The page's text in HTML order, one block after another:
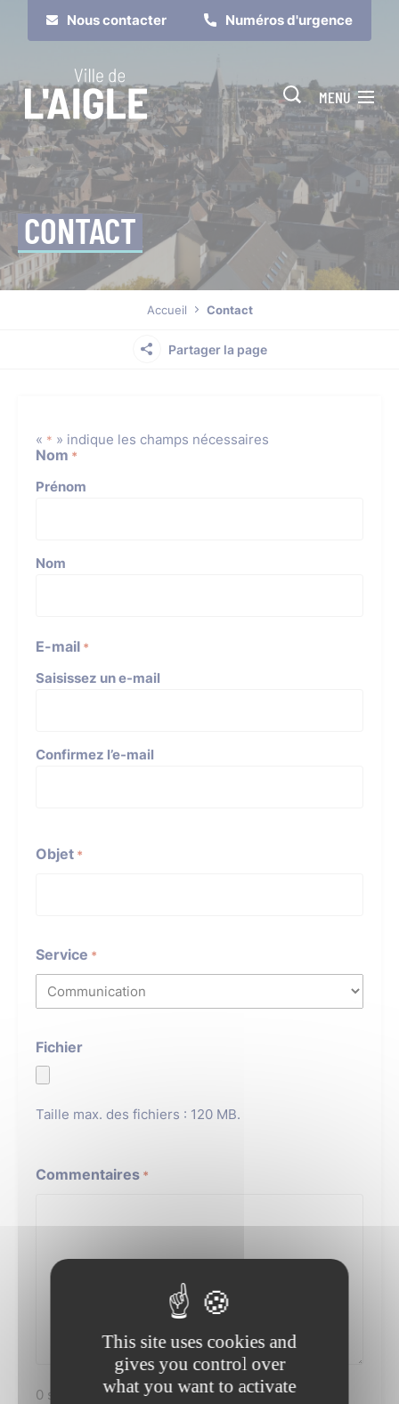
Nous contacter Numéros d'urgence
MENU
CONTACT
Accueil Contact
Partager la page
« * » indique les champs nécessaires
Nom *
Prénom
Nom
E-mail *
Saisissez un e-mail
Confirmez l’e-mail
Objet *
Service *
Fichier
Taille max. des fichiers : 120 MB.
Commentaires *
0 sur 600 caractères maximum
Cookies management panel
This site uses cookies and
gives you control over
what you want to activate